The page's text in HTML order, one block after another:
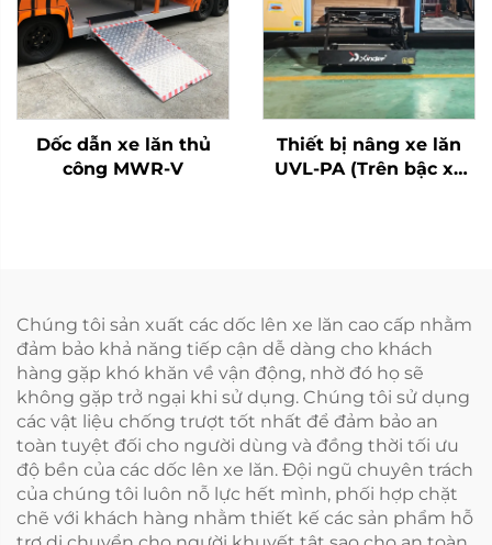
Dốc dẫn xe lăn thủ
công MWR-V
Thiết bị nâng xe lăn
UVL-PA (Trên bậc xe
Chúng tôi sản xuất các dốc lên xe lăn cao cấp nhằm
đảm bảo khả năng tiếp cận dễ dàng cho khách
hàng gặp khó khăn về vận động, nhờ đó họ sẽ
không gặp trở ngại khi sử dụng. Chúng tôi sử dụng
các vật liệu chống trượt tốt nhất để đảm bảo an
toàn tuyệt đối cho người dùng và đồng thời tối ưu
độ bền của các dốc lên xe lăn. Đội ngũ chuyên trách
của chúng tôi luôn nỗ lực hết mình, phối hợp chặt
chẽ với khách hàng nhằm thiết kế các sản phẩm hỗ